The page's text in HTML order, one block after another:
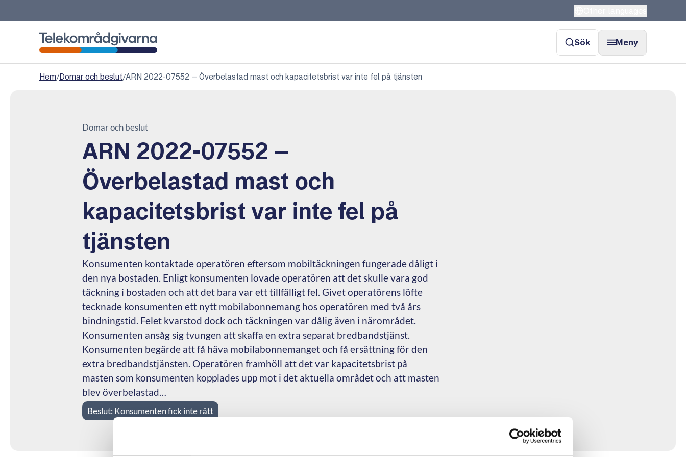
Sök Meny
Hem/Domar och beslut/ARN 2022-07552 – Överbelastad mast och kapacitetsbrist var inte fel på tjänsten
Domar och beslut
ARN 2022-07552 –
Överbelastad mast och
kapacitetsbrist var inte fel på
tjänsten
Konsumenten kontaktade operatören eftersom mobiltäckningen fungerade dåligt i
den nya bostaden. Enligt konsumenten lovade operatören att det skulle vara god
täckning i bostaden och att det bara var ett tillfälligt fel. Givet operatörens löfte
tecknade konsumenten ett nytt mobilabonnemang hos operatören med två års
bindningstid. Felet kvarstod dock och täckningen var dålig även i närområdet.
Konsumenten ansåg sig tvungen att skaffa en extra separat bredbandstjänst.
Konsumenten begärde att få häva mobilabonnemanget och få ersättning för den
extra bredbandstjänsten. Operatören framhöll att det var kapacitetsbrist på
masten som konsumenten kopplades upp mot i det aktuella området och att masten
blev överbelastad…
Beslut: Konsumenten fick inte rätt